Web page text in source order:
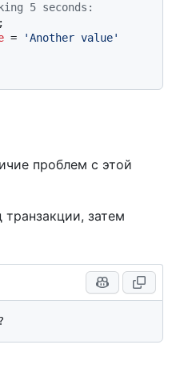
5 seconds:
=
'Another value'
проблем с этой
затем